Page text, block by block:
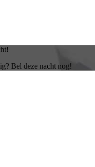
Bel deze nacht nog!